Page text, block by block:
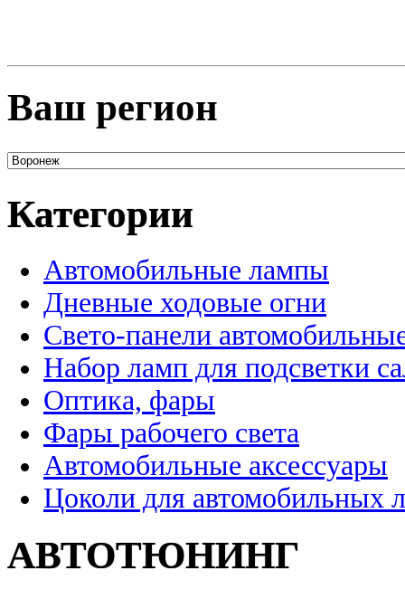
Ваш регион
Категории
Автомобильные лампы
Дневные ходовые огни
Свето-панели
Набор ламп для подсветки
Оптика, фары
Фары рабочего света
Автомобильные аксессуары
Цоколи для автомобильных
АВТОТЮНИНГ